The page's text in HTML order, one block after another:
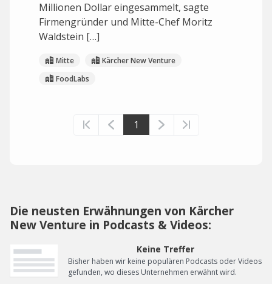
Millionen Dollar eingesammelt, sagte
Firmengründer und Mitte-Chef Moritz
Waldstein […]
Mitte
Kärcher New Venture
FoodLabs
1
Die neusten Erwähnungen von Kärcher
New Venture in Podcasts & Videos:
Keine Treffer
Bisher haben wir keine populären Podcasts oder Videos
gefunden, wo dieses Unternehmen erwähnt wird.